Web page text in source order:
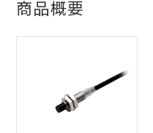
商品概要